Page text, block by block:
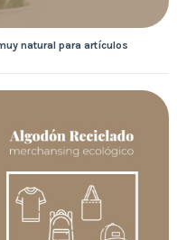
natural para artículos